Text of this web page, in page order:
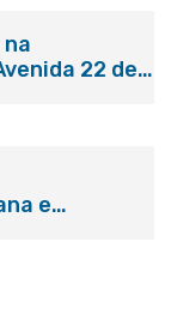
22 de
e